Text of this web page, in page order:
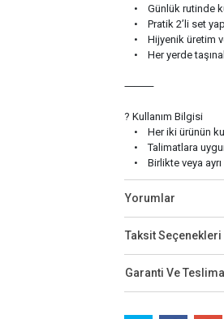
• Günlük rutinde
• Pratik 2’li set
• Hijyenik üretim
• Her yerde
⸻
? Kullanım Bilgisi
• Her iki ürünün
• Talimatlara
• Birlikte veya ayrı
Yorumlar
Taksit Seçenekleri
Garanti Ve